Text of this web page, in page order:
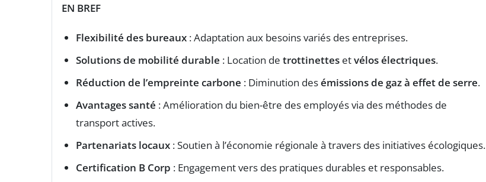
EN BREF
Flexibilité des bureaux : Adaptation aux besoins variés des entreprises.
Solutions de mobilité durable : Location de trottinettes etvélos électriques.
Réduction de l’empreinte carbone : Diminution desémissions de gaz à effet de serre.
Avantages santé : Amélioration du bien-être des employés via des méthodes de
transport actives.
Partenariats locaux : Soutien à l’économie régionale à travers des initiatives écologiques.
Certification B Corp : Engagement vers des pratiques durables et responsables.